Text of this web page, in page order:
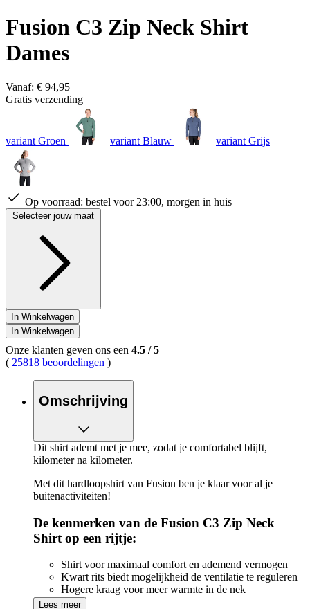
Fusion C3 Zip Neck Shirt
Dames
Vanaf: € 94,95
Gratis verzending
variant Groen variant Blauw variant Grijs
Op voorraad: bestel voor 23:00, morgen in huis
Selecteer jouw maat
In Winkelwagen
In Winkelwagen
Onze klanten geven ons een 4.5 /5
( 25818 beoordelingen )
Omschrijving
Dit shirt ademt met je mee, zodat je comfortabel blijft,
kilometer na kilometer.
Met dit hardloopshirt van Fusion ben je klaar voor al je
buitenactiviteiten!
De kenmerken van de Fusion C3 Zip Neck
Shirt op een rijtje:
Shirt voor maximaal comfort en ademend vermogen
Kwart rits biedt mogelijkheid de ventilatie te reguleren
Hogere kraag voor meer warmte in de nek
Powerlock naden voor maximale stevigheid en extra
Lees meer